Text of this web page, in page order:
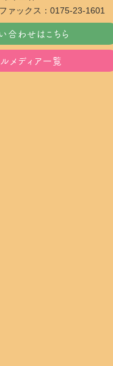
ァックス：0175-23-1601
合わせはこちら
メディア一覧